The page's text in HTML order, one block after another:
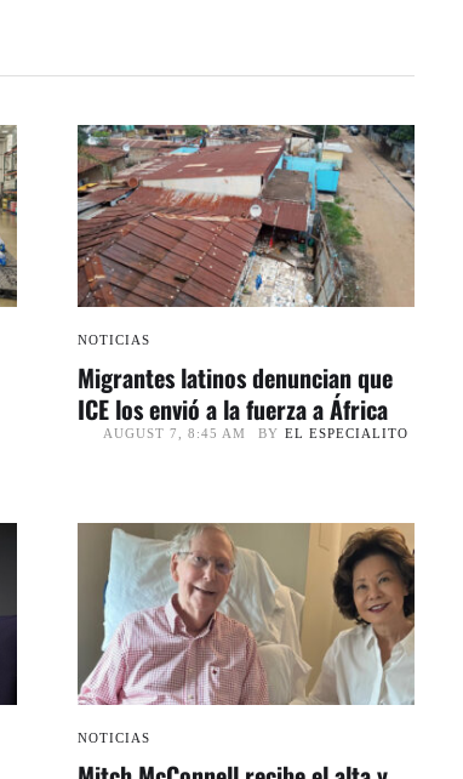
NOTICIAS
Migrantes latinos denuncian que
ICE los envió a la fuerza a África
AUGUST 7, 8:45 AM BY EL ESPECIALITO
NOTICIAS